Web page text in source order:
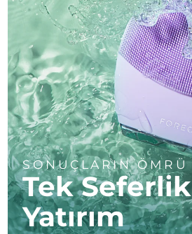
SONUÇLARIN ÖMRÜ
Tek Seferlik
Yatırım